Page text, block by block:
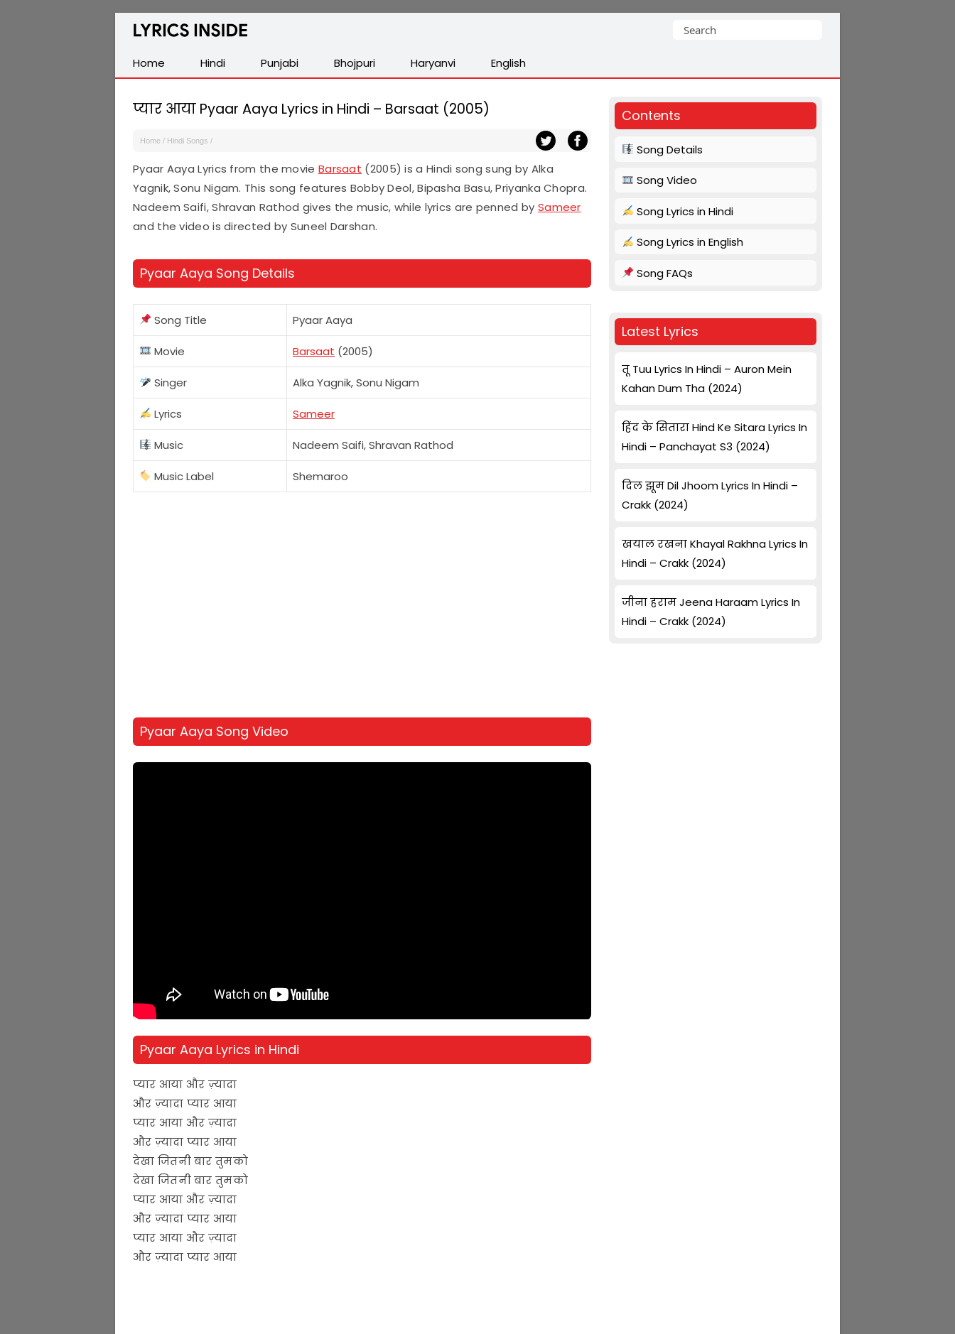
Latest
Hindi,
Tamil,
Malayalam,
English,
Punjabi
Lyrics
Search
Home
Hindi Punjabi Bhojpuri Haryanvi English
प्यार आया Pyaar Aaya Lyrics in Hindi – Barsaat (2005)
Home / Hindi Songs /
Pyaar Aaya Lyrics from the movie Barsaat (2005) is a Hindi song sung by Alka
Yagnik, Sonu Nigam. This song features Bobby Deol, Bipasha Basu, Priyanka Chopra.
Nadeem Saifi, Shravan Rathod gives the music, while lyrics are penned by Sameer
and the video is directed by Suneel Darshan.
Pyaar Aaya Song Details
Song Title Pyaar Aaya
Movie Barsaat (2005)
Singer Alka Yagnik, Sonu Nigam
Lyrics Sameer
Music Nadeem Saifi, Shravan Rathod
Music Label Shemaroo
Pyaar Aaya Song Video
Pyaar Aaya Lyrics in Hindi
प्यार आया और ज़्यादा
और ज़्यादा प्यार आया
प्यार आया और ज़्यादा
और ज़्यादा प्यार आया
देखा जितनी बार तुमको
देखा जितनी बार तुमको
प्यार आया और ज़्यादा
और ज़्यादा प्यार आया
प्यार आया और ज़्यादा
और ज़्यादा प्यार आया
Contents
Song Details
Song Video
Song Lyrics in Hindi
Song Lyrics in English
Song FAQs
Latest Lyrics
तू Tuu Lyrics In Hindi – Auron Mein
Kahan Dum Tha (2024)
हिंद के सितारा Hind Ke Sitara Lyrics In
Hindi – Panchayat S3 (2024)
दिल झूम Dil Jhoom Lyrics In Hindi –
Crakk (2024)
खयाल रखना Khayal Rakhna Lyrics In
Hindi – Crakk (2024)
जीना हराम Jeena Haraam Lyrics In
Hindi – Crakk (2024)